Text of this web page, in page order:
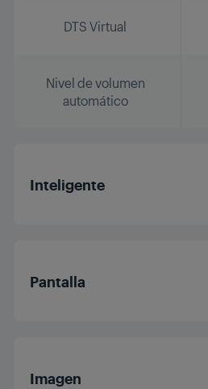
DTS Virtual
Nivel de volumen
automático
Inteligente
Pantalla
Imagen